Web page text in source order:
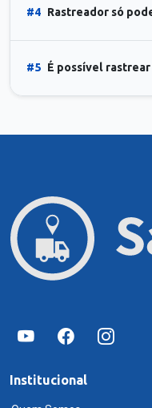
#4 Rastreador só
#5 É possível
Institucional